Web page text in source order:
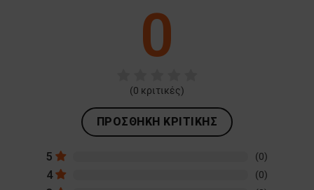
0
(0 κριτικές)
ΠΡΟΣΘΉΚΗ ΚΡΙΤΙΚΉΣ
5 (0)
4 (0)